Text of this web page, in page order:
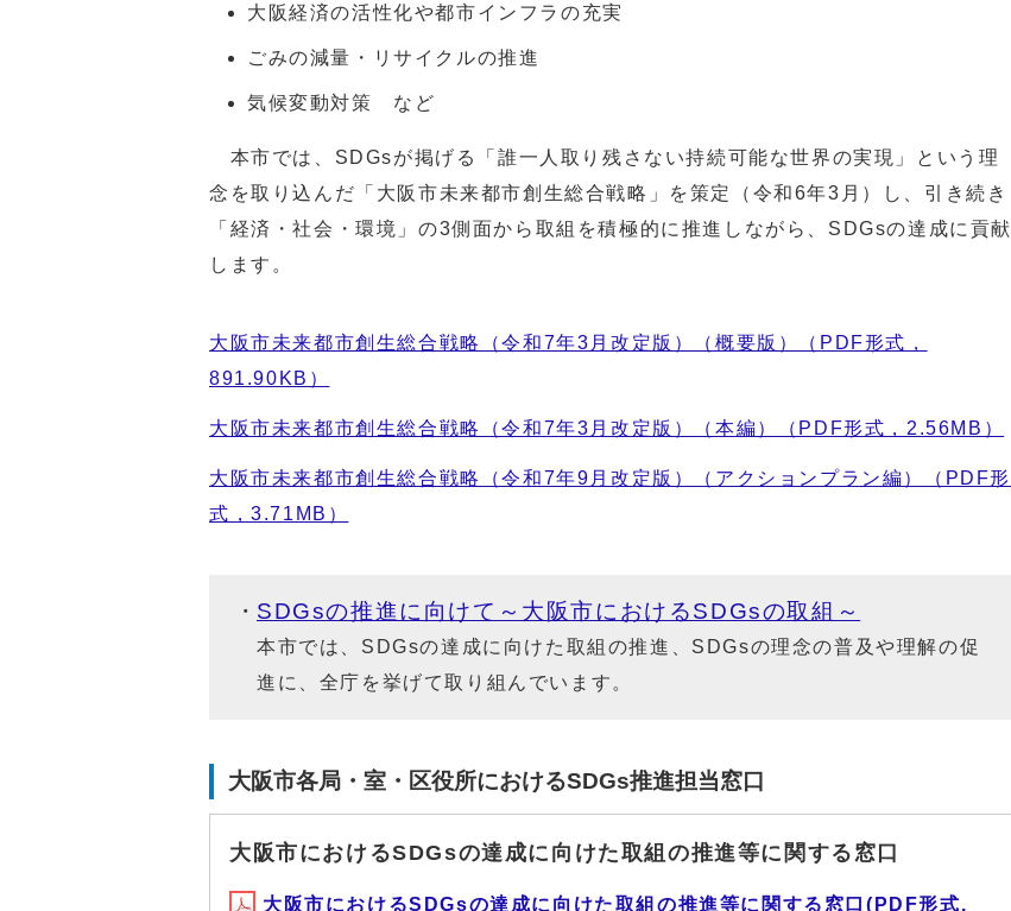
大阪経済の活性化や都市インフラの充実
ごみの減量・リサイクルの推進
気候変動対策 など
本市では、SDGsが掲げる「誰一人取り残さない持続可能な世界の実現」という理
念を取り込んだ「大阪市未来都市創生総合戦略」を策定（令和6年3月）し、引き続き
「経済・社会・環境」の3側面から取組を積極的に推進しながら、SDGsの達成に貢献
します。
大阪市未来都市創生総合戦略（令和7年3月改定版）（概要版）（PDF形式，
891.90KB）
大阪市未来都市創生総合戦略（令和7年3月改定版）（本編）（PDF形式，2.56MB）
大阪市未来都市創生総合戦略（令和7年9月改定版）（アクションプラン編）（PDF形
式，3.71MB）
SDGsの推進に向けて～大阪市におけるSDGsの取組～
本市では、SDGsの達成に向けた取組の推進、SDGsの理念の普及や理解の促
進に、全庁を挙げて取り組んでいます。
大阪市各局・室・区役所におけるSDGs推進担当窓口
大阪市におけるSDGsの達成に向けた取組の推進等に関する窓口
大阪市におけるSDGsの達成に向けた取組の推進等に関する窓口(PDF形式,